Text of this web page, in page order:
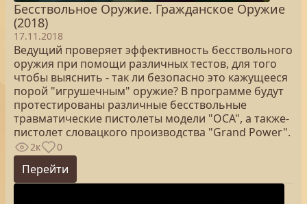
Бесствольное Оружие. Гражданское Оружие
(2018)
17.11.2018
Ведущий проверяет эффективность бесствольного
оружия при помощи различных тестов, для того
чтобы выяснить - так ли безопасно это кажущееся
порой "игрушечным" оружие? В программе будут
протестированы различные бесствольные
травматические пистолеты модели "ОСА", а также-
пистолет словацкого производства "Grand Power".
2к 0
Перейти